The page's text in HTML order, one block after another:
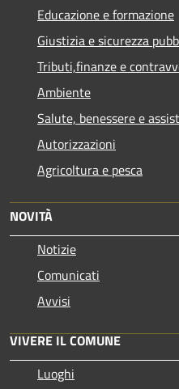
Educazione e formazione
Giustizia e sicurezza
Tributi,finanze e
Ambiente
Salute, benessere e
Autorizzazioni
Agricoltura e pesca
NOVITÀ
Notizie
Comunicati
Avvisi
VIVERE IL COMUNE
Luoghi